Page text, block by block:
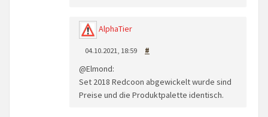
AlphaTier
04.10.2021, 18:59 #
@Elmond:
Set 2018 Redcoon abgewickelt wurde sind
Preise und die Produktpalette identisch.